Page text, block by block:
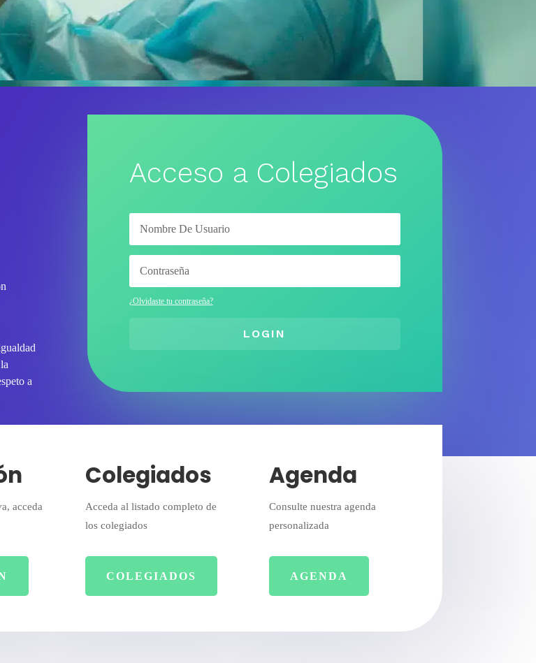
a
Acceso a Colegiados
¿Olvidaste tu contraseña?
LOGIN
acceda
Colegiados
Acceda al listado completo de
los colegiados
COLEGIADOS
Agenda
Consulte nuestra agenda
personalizada
AGENDA